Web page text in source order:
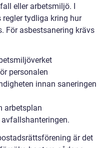
eller arbetsmiljö. I
regler tydliga kring hur
För asbestsanering krävs
personalen
innan saneringen
arbetsplan
är det